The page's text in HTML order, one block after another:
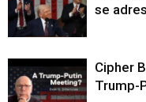
se
Cipher
Trump-